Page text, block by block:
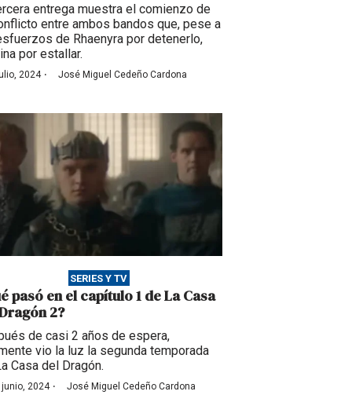
entrega muestra el comienzo de
entre ambos bandos que, pese a
de Rhaenyra por detenerlo,
por estallar.
2024· José Miguel Cedeño Cardona
SERIES Y TV
pasó en el capítulo 1 de La Casa
2?
de casi 2 años de espera,
vio la luz la segunda temporada
Casa del Dragón.
junio, 2024· José Miguel Cedeño Cardona